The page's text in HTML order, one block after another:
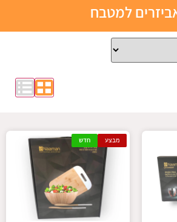
למטבח
מבצע חדש